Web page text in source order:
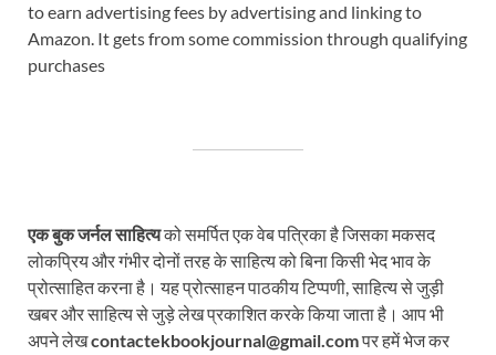
to earn advertising fees by advertising and linking to
Amazon. It gets from some commission through qualifying
purchases
एक बुक जर्नल साहित्यको समर्पित एक वेब पत्रिका है जिसका मकसद
लोकप्रिय और गंभीर दोनों तरह के साहित्य को बिना किसी भेद भाव के
प्रोत्साहित करना है। यह प्रोत्साहन पाठकीय टिप्पणी, साहित्य से जुड़ी
खबर और साहित्य से जुड़े लेख प्रकाशित करके किया जाता है। आप भी
अपने लेखcontactekbookjournal@gmail.comपर हमें भेज कर